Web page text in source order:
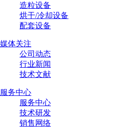
造粒设备
烘干/冷却设备
配套设备
媒体关注
公司动态
行业新闻
技术文献
服务中心
服务中心
技术研发
销售网络